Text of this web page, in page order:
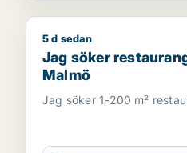
Jag söker
5 d sedan
Jag söker
Malmö
Jag söker 1-200 m²